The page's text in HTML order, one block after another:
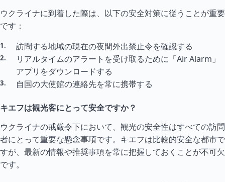
ウクライナに到着した際は、以下の安全対策に従うことが重要
です：
訪問する地域の現在の夜間外出禁止令を確認する
リアルタイムのアラートを受け取るために「Air Alarm」
アプリをダウンロードする
自国の大使館の連絡先を常に携帯する
キエフは観光客にとって安全ですか？
ウクライナの戒厳令下において、観光の安全性はすべての訪問
者にとって重要な懸念事項です。キエフは比較的安全な都市で
すが、最新の情報や推奨事項を常に把握しておくことが不可欠
です。